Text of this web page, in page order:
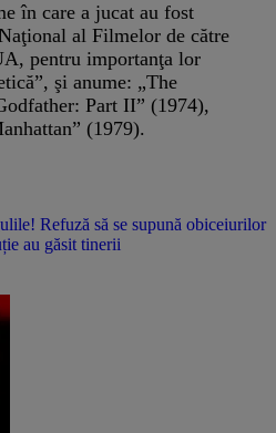
în care a jucat au fost
al Filmelor de către
pentru importanţa lor
şi anume: „The
Part II” (1974),
(1979).
Refuză să se supună obiceiurilor
au găsit tinerii